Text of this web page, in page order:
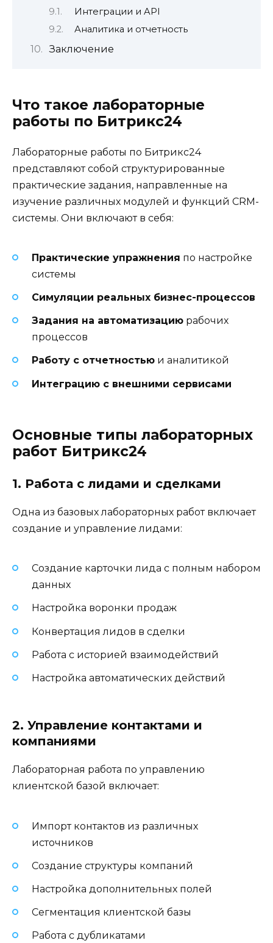
Интеграции и API
Аналитика и отчетность
Заключение
Что такое лабораторные
работы по Битрикс24
Лабораторные работы по Битрикс24
представляют собой структурированные
практические задания, направленные на
изучение различных модулей и функций CRM-
системы. Они включают в себя:
Практические упражнения по настройке
системы
Симуляции реальных бизнес-процессов
Задания на автоматизацию рабочих
процессов
Работу с отчетностью и аналитикой
Интеграцию с внешними сервисами
Основные типы лабораторных
работ Битрикс24
1. Работа с лидами и сделками
Одна из базовых лабораторных работ включает
создание и управление лидами:
Создание карточки лида с полным набором
данных
Настройка воронки продаж
Конвертация лидов в сделки
Работа с историей взаимодействий
Настройка автоматических действий
2. Управление контактами и
компаниями
Лабораторная работа по управлению
клиентской базой включает:
Импорт контактов из различных
источников
Создание структуры компаний
Настройка дополнительных полей
Сегментация клиентской базы
Работа с дубликатами